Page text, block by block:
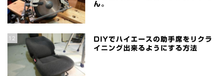
ん。
12
DIYでハイエースの助手席をリクラ
イニング出来るようにする方法